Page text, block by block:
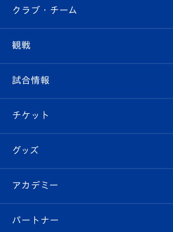
すべて
クラブ
試合情報
チケット
イベント
メディア
クラブ・チーム
クラブ概要
エンブレム紹介
スタッフプロフィール
マスコット紹介
観戦
観戦ルール
はじめての観戦ガイド
Revive Team
ヴィヴィくんの長崎おもてなしガイド
試合情報
試合日程/結果
フォトギャラリー
スタジアムグルメ
チケット
チケット
V-LOVERS（ファンクラブ）
グッズ
オンラインショップ
アカデミー
育成からのお知らせ
パートナー